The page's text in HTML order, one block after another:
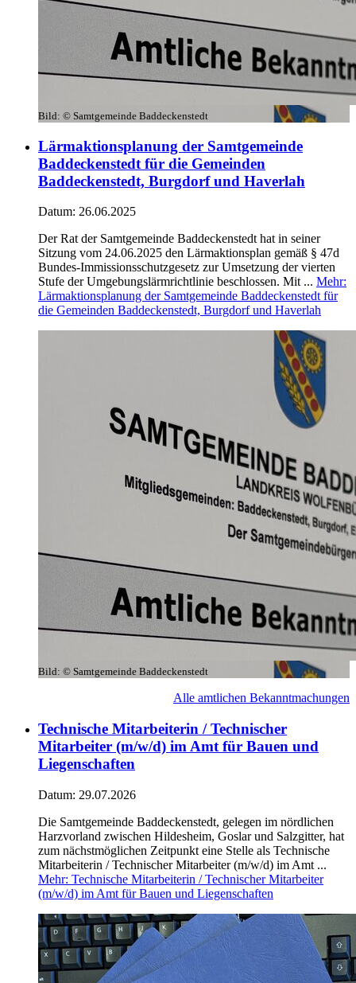
Bild: © Samtgemeinde Baddeckenstedt
Lärmaktionsplanung der Samtgemeinde
Baddeckenstedt für die Gemeinden
Baddeckenstedt, Burgdorf und Haverlah
Datum: 26.06.2025
Der Rat der Samtgemeinde Baddeckenstedt hat in seiner
Sitzung vom 24.06.2025 den Lärmaktionsplan gemäß § 47d
Bundes-Immissionsschutzgesetz zur Umsetzung der vierten
Stufe der Umgebungslärmrichtlinie beschlossen. Mit ... Mehr:
Lärmaktionsplanung der Samtgemeinde Baddeckenstedt für
die Gemeinden Baddeckenstedt, Burgdorf und Haverlah
Bild: © Samtgemeinde Baddeckenstedt
Alle amtlichen Bekanntmachungen
Technische Mitarbeiterin / Technischer
Mitarbeiter (m/w/d) im Amt für Bauen und
Liegenschaften
Datum: 29.07.2026
Die Samtgemeinde Baddeckenstedt, gelegen im nördlichen
Harzvorland zwischen Hildesheim, Goslar und Salzgitter, hat
zum nächstmöglichen Zeitpunkt eine Stelle als Technische
Mitarbeiterin / Technischer Mitarbeiter (m/w/d) im Amt ...
Mehr: Technische Mitarbeiterin / Technischer Mitarbeiter
(m/w/d) im Amt für Bauen und Liegenschaften